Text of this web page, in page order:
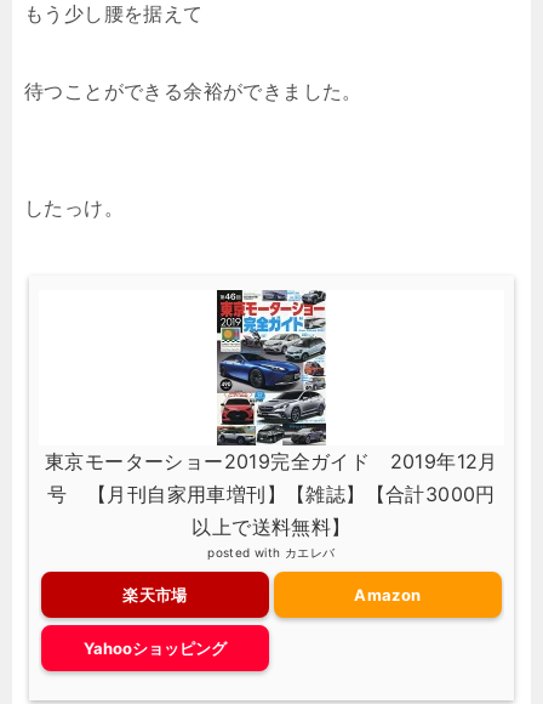
もう少し腰を据えて
待つことができる余裕ができました。
したっけ。
東京モーターショー2019完全ガイド 2019年12月
号 【月刊自家用車増刊】【雑誌】【合計3000円
以上で送料無料】
posted with カエレバ
楽天市場 Amazon
Yahooショッピング